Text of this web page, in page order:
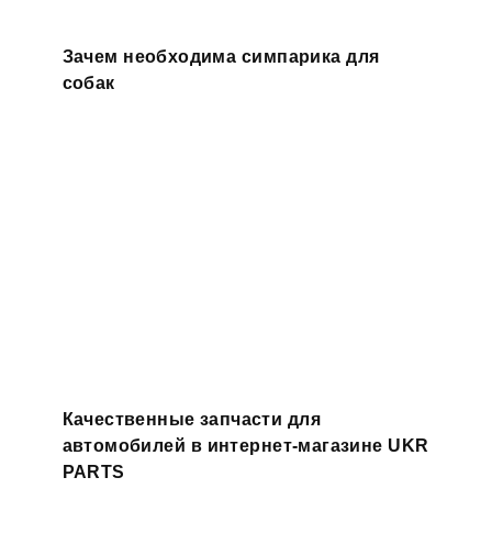
Зачем необходима симпарика для
собак
Качественные запчасти для
автомобилей в интернет-магазине UKR
PARTS